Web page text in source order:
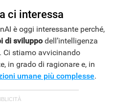
ci interessa
è oggi interessante perché,
di sviluppodell’intelligenza
. Ci stiamo avvicinando
in grado di ragionare e, in
umane più complesse.